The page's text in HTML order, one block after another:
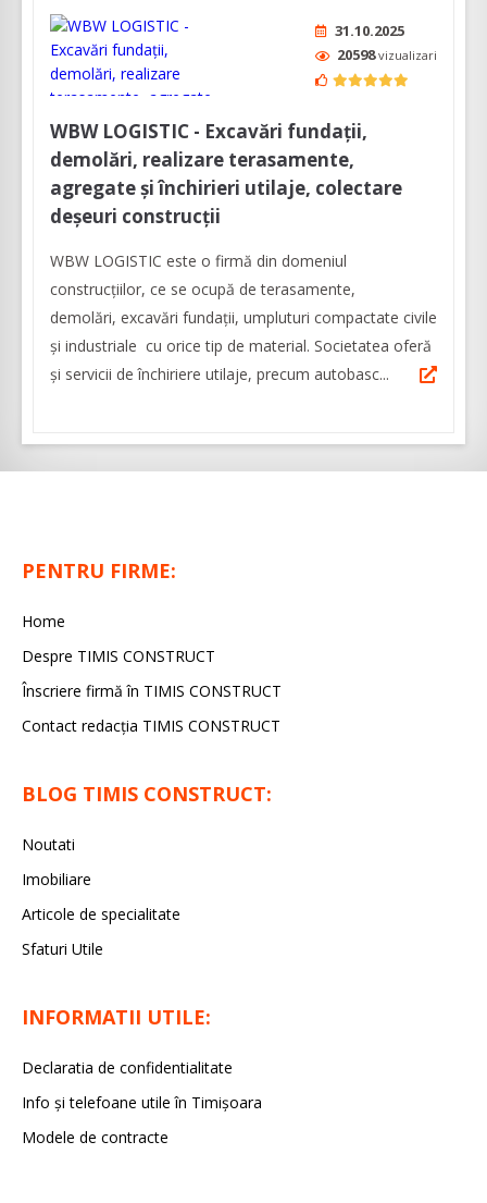
31.10.2025
20598vizualizari
WBW LOGISTIC - Excavări fundații,
demolări, realizare terasamente,
agregate și închirieri utilaje, colectare
deșeuri construcții
WBW LOGISTIC este o firmă din domeniul
construcţiilor, ce se ocupă de terasamente,
demolări, excavări fundații, umpluturi compactate civile
și industriale cu orice tip de material. Societatea oferă
și servicii de închiriere utilaje, precum autobasc...
PENTRU FIRME:
Home
Despre TIMIS CONSTRUCT
Înscriere firmă în TIMIS CONSTRUCT
Contact redacția TIMIS CONSTRUCT
BLOG TIMIS CONSTRUCT:
Noutati
Imobiliare
Articole de specialitate
Sfaturi Utile
INFORMATII UTILE:
Declaratia de confidentialitate
Info și telefoane utile în Timișoara
Modele de contracte